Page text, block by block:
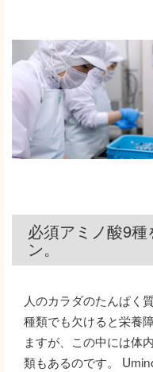
必須アミノ酸9
ン。
人のカラダのたんぱく
種類でも欠けると栄養
ますが、この中には体
類もあるのです。